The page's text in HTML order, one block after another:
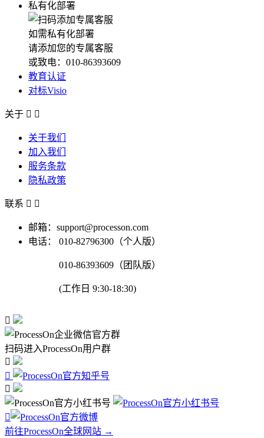
私有化部署
如需私有化部署
请添加您的专属客服
或致电：010-86393609
教育认证
对标Visio
关于  
关于我们
加入我们
服务条款
隐私政策
联系  
邮箱：support@processon.com
电话：
010-82796300（个人版）
010-86393609（团队版）
(工作日 9:30-18:30)

扫码进入ProcessOn用户群




前往ProcessOn全球网站 →